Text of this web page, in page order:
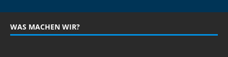
WAS MACHEN WIR?